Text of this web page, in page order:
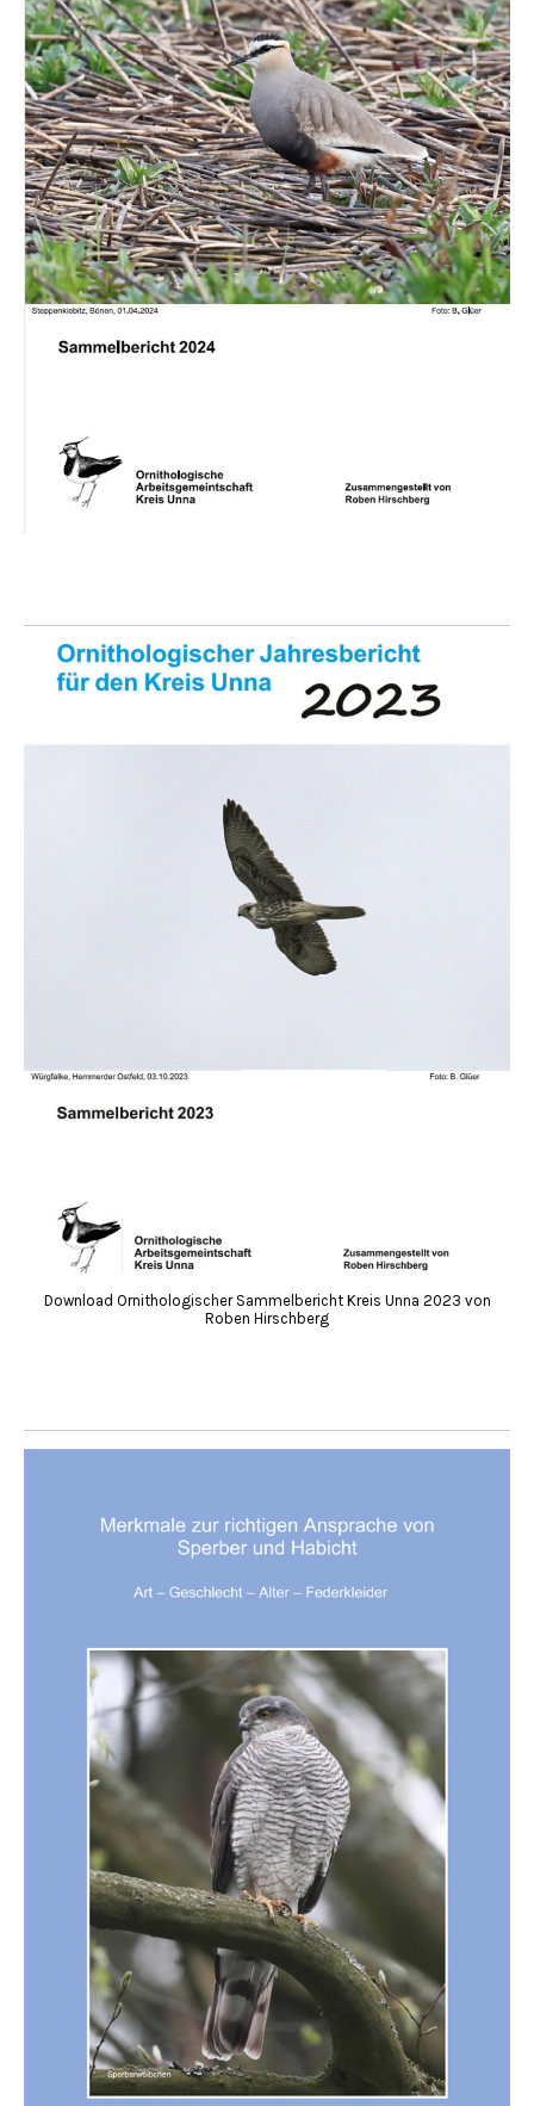
Download Ornithologischer Sammelbericht Kreis Unna 2023 von
Roben Hirschberg